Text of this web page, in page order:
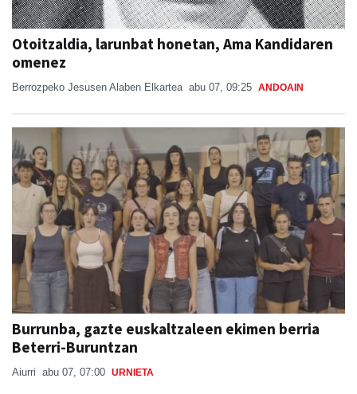
Otoitzaldia, larunbat honetan, Ama Kandidaren
omenez
Berrozpeko Jesusen Alaben Elkartea abu 07, 09:25 ANDOAIN
Burrunba, gazte euskaltzaleen ekimen berria
Beterri-Buruntzan
Aiurri abu 07, 07:00 URNIETA